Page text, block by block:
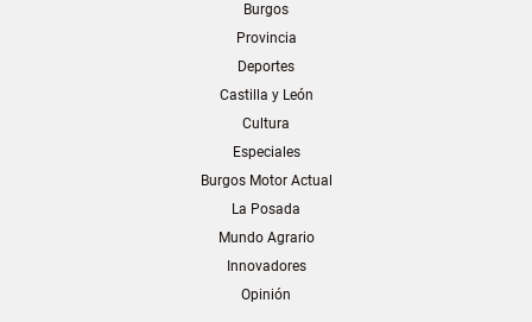
Burgos
Provincia
Deportes
Castilla y León
Cultura
Especiales
Burgos Motor Actual
La Posada
Mundo Agrario
Innovadores
Opinión